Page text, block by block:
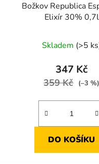
Božkov Republica
Elixír 30% 0,7l
Skladem (>5
347 Kč
359 Kč (–3 %)
DO KOŠÍKU